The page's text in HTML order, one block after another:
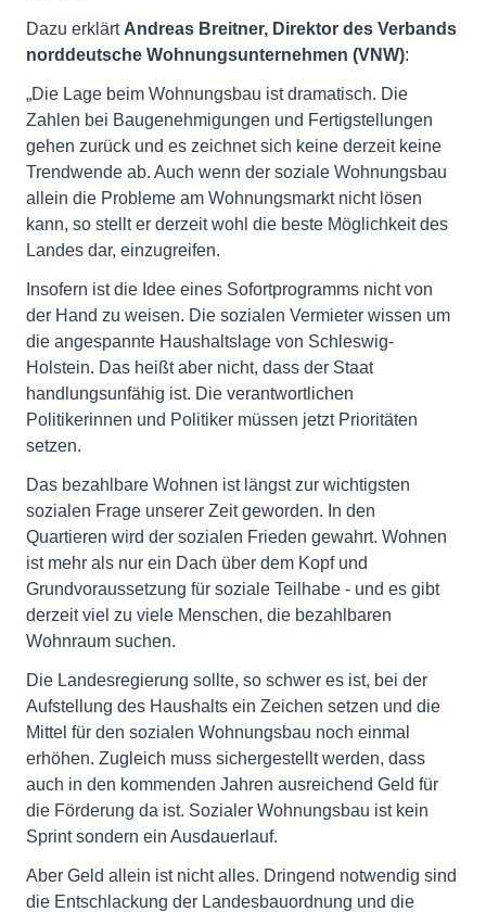
Dazu erklärt Andreas Breitner, Direktor des Verbands
norddeutsche Wohnungsunternehmen (VNW):
„Die Lage beim Wohnungsbau ist dramatisch. Die
Zahlen bei Baugenehmigungen und Fertigstellungen
gehen zurück und es zeichnet sich keine derzeit keine
Trendwende ab. Auch wenn der soziale Wohnungsbau
allein die Probleme am Wohnungsmarkt nicht lösen
kann, so stellt er derzeit wohl die beste Möglichkeit des
Landes dar, einzugreifen.
Insofern ist die Idee eines Sofortprogramms nicht von
der Hand zu weisen. Die sozialen Vermieter wissen um
die angespannte Haushaltslage von Schleswig-
Holstein. Das heißt aber nicht, dass der Staat
handlungsunfähig ist. Die verantwortlichen
Politikerinnen und Politiker müssen jetzt Prioritäten
setzen.
Das bezahlbare Wohnen ist längst zur wichtigsten
sozialen Frage unserer Zeit geworden. In den
Quartieren wird der sozialen Frieden gewahrt. Wohnen
ist mehr als nur ein Dach über dem Kopf und
Grundvoraussetzung für soziale Teilhabe - und es gibt
derzeit viel zu viele Menschen, die bezahlbaren
Wohnraum suchen.
Die Landesregierung sollte, so schwer es ist, bei der
Aufstellung des Haushalts ein Zeichen setzen und die
Mittel für den sozialen Wohnungsbau noch einmal
erhöhen. Zugleich muss sichergestellt werden, dass
auch in den kommenden Jahren ausreichend Geld für
die Förderung da ist. Sozialer Wohnungsbau ist kein
Sprint sondern ein Ausdauerlauf.
Aber Geld allein ist nicht alles. Dringend notwendig sind
die Entschlackung der Landesbauordnung und die